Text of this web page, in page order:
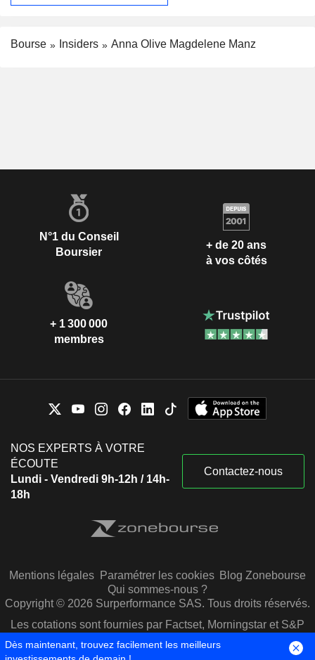
Bourse Insiders Anna Olive Magdelene Manz
N°1 du Conseil
Boursier
+ de 20 ans
à vos côtés
+ 1 300 000
membres
NOS EXPERTS À VOTRE
ÉCOUTE
Lundi - Vendredi 9h-12h / 14h-
18h
Contactez-nous
Mentions légales Paramétrer les cookies Blog Zonebourse
Qui sommes-nous ?
Copyright © 2026 Surperformance SAS. Tous droits réservés.
Les cotations sont fournies par Factset, Morningstar et S&P
Capital IQ
Dès maintenant, trouvez facilement les meilleurs